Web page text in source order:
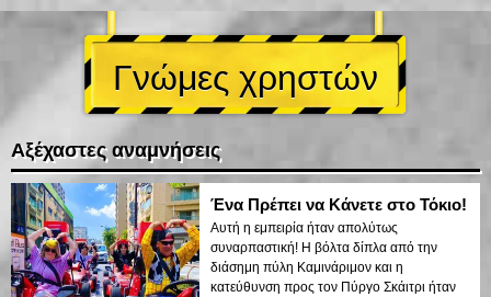
Γνώμες χρηστών
Αξέχαστες αναμνήσεις
Ένα Πρέπει να Κάνετε στο Τόκιο!
Αυτή η εμπειρία ήταν απολύτως
συναρπαστική! Η βόλτα δίπλα από την
διάσημη πύλη Καμινάριμον και η
κατεύθυνση προς τον Πύργο Σκάιτρι ήταν